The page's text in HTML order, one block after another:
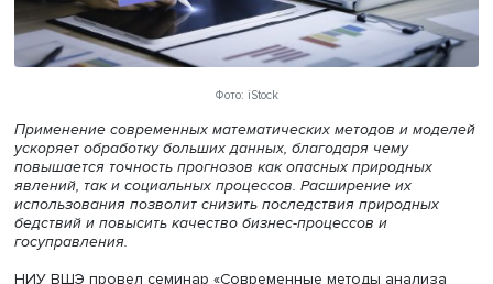
Фото: iStock
Применение современных математических методов и
ускоряет обработку больших данных, благодаря чему